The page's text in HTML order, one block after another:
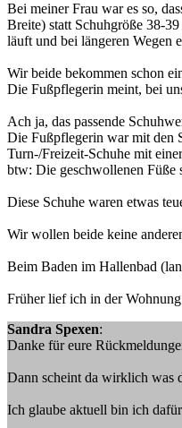
Bei meiner Frau war es so,
Breite) statt Schuhgröße 38-
läuft und bei längeren Wegen
Wir beide bekommen schon
Die Fußpflegerin meint, bei
Ach ja, das passende
Die Fußpflegerin war mit den
Turn-/Freizeit-Schuhe mit
btw: Die geschwollenen Füße
Diese Schuhe waren etwas
Wir wollen beide keine
Beim Baden im Hallenbad
Früher lief ich in der
Sandra Spexen:
Danke für eure
Dann scheint da wirklich was
Ich glaube aktuell bin ich